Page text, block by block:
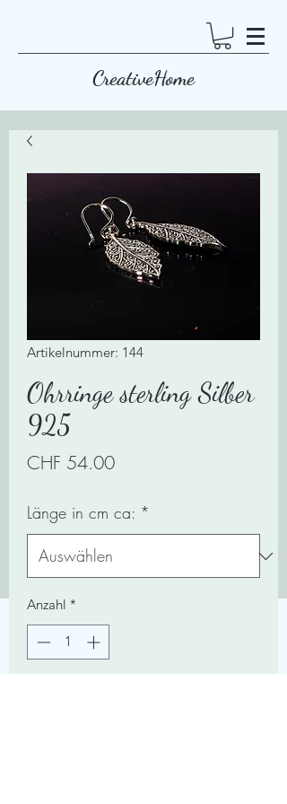
CreativeHome
Artikelnummer: 144
Ohrringe sterling Silber
925
CHF 54.00Preis
Länge in cm ca: *
Anzahl *